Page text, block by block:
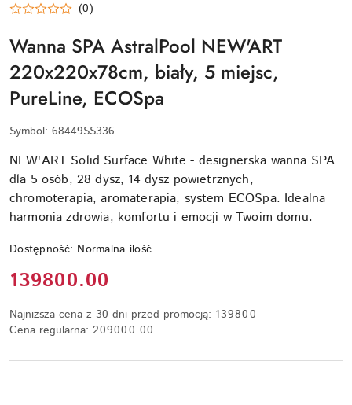
(0)
Wanna SPA AstralPool NEW'ART
220x220x78cm, biały, 5 miejsc,
PureLine, ECOSpa
Symbol: 68449SS336
NEW'ART Solid Surface White - designerska wanna SPA
dla 5 osób, 28 dysz, 14 dysz powietrznych,
chromoterapia, aromaterapia, system ECOSpa. Idealna
harmonia zdrowia, komfortu i emocji w Twoim domu.
Dostępność: Normalna ilość
Cena:
139800.00
Najniższa cena z 30 dni przed promocją: 139800
Cena regularna: 209000.00